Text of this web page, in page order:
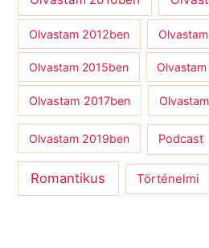
Olvastam 2012ben
Olvastam 2015ben
Olvastam 2017ben
Olvastam 2019ben Podcast
Romantikus Történelmi